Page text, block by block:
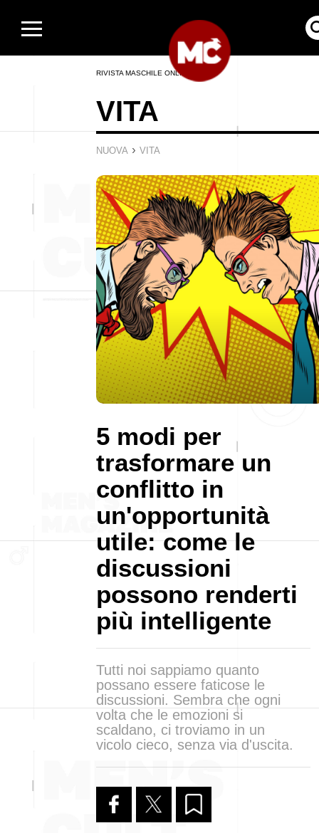
RIVISTA MASCHILE ONLINE
VITA
NUOVA › VITA
5 modi per
trasformare un
conflitto in
un'opportunità
utile: come le
discussioni
possono renderti
più intelligente
Tutti noi sappiamo quanto
possano essere faticose le
discussioni. Sembra che ogni
volta che le emozioni si
scaldano, ci troviamo in un
vicolo cieco, senza via d'uscita.